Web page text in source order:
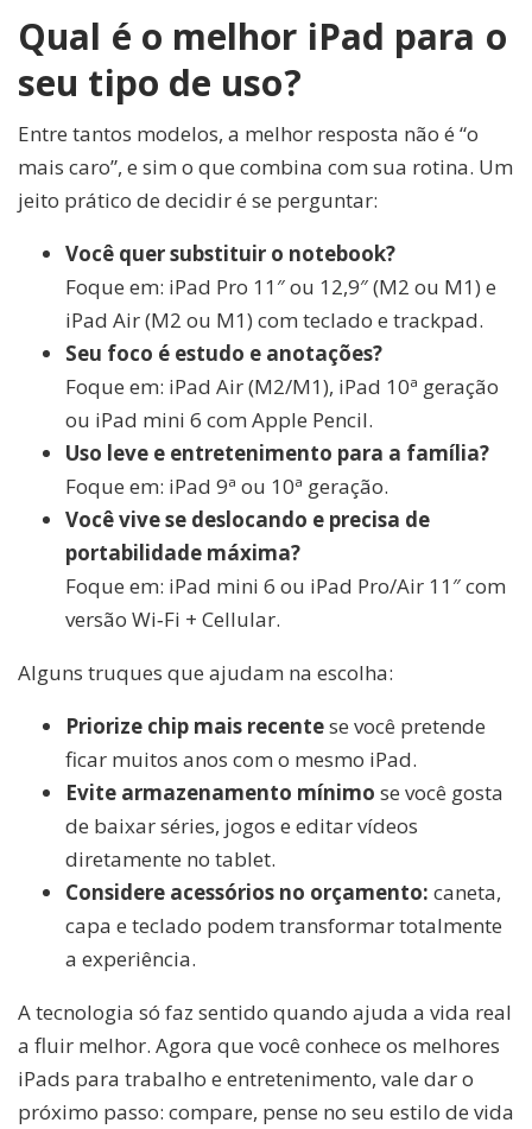
Qual é o melhor iPad para o
seu tipo de uso?
Entre tantos modelos, a melhor resposta não é “o
mais caro”, e sim o que combina com sua rotina. Um
jeito prático de decidir é se perguntar:
Você quer substituir o notebook?
Foque em: iPad Pro 11″ ou 12,9″ (M2 ou M1) e
iPad Air (M2 ou M1) com teclado e trackpad.
Seu foco é estudo e anotações?
Foque em: iPad Air (M2/M1), iPad 10ª geração
ou iPad mini 6 com Apple Pencil.
Uso leve e entretenimento para a família?
Foque em: iPad 9ª ou 10ª geração.
Você vive se deslocando e precisa de
portabilidade máxima?
Foque em: iPad mini 6 ou iPad Pro/Air 11″ com
versão Wi‑Fi + Cellular.
Alguns truques que ajudam na escolha:
Priorize chip mais recentese você pretende
ficar muitos anos com o mesmo iPad.
Evite armazenamento mínimo se você gosta
de baixar séries, jogos e editar vídeos
diretamente no tablet.
Considere acessórios no orçamento: caneta,
capa e teclado podem transformar totalmente
a experiência.
A tecnologia só faz sentido quando ajuda a vida real
a fluir melhor. Agora que você conhece os melhores
iPads para trabalho e entretenimento, vale dar o
próximo passo: compare, pense no seu estilo de vida